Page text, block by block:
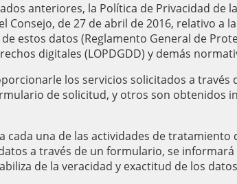
anteriores, la Política de Privacidad de
Consejo, de 27 de abril de 2016, relativo a
estos datos (Reglamento General de
digitales (LOPDGDD) y demás
los servicios solicitados a través
de solicitud, y otros son obtenidos
una de las actividades de tratamiento
a través de un formulario, se
de la veracidad y exactitud de los